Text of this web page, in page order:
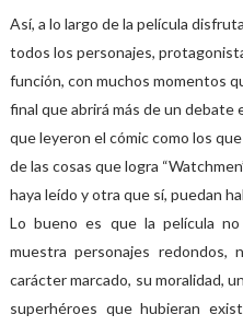
Así, a lo largo de la película
todos los personajes,
función, con muchos momentos
final que abrirá más de un
que leyeron el cómic como los
de las cosas que logra
haya leído y otra que sí, puedan
Lo bueno es que la película
muestra personajes redondos,
carácter marcado, su moralidad,
superhéroes que hubieran